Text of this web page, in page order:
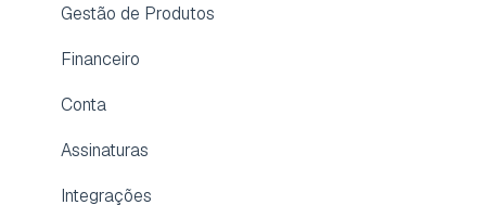
Assinatura
Conta
Dúvidas frequentes
Aplicativo para membros
Gestão de Produtos
Financeiro
Conta
Assinaturas
Integrações